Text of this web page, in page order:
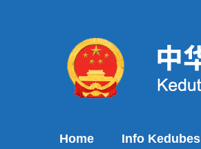
Home Info Kedubes